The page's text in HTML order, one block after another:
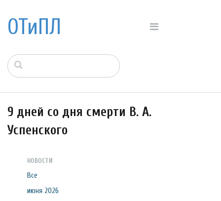
ОТиПЛ
9 дней со дня смерти В. А.
Успенского
НОВОСТИ
Все
июня 2026